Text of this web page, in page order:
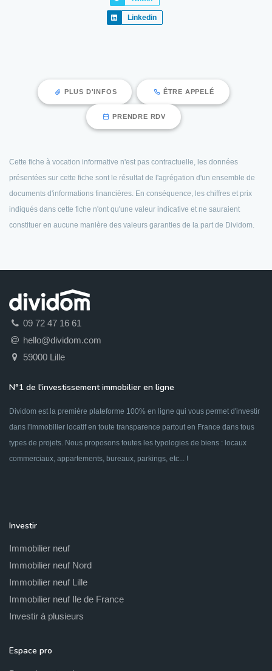
Linkedin
PLUS D'INFOS ÊTRE APPELÉ
PRENDRE RDV
Cette fiche à vocation informative n'est pas contractuelle, les données
présentées sur cette fiche sont le résultat de l'agrégation d'un ensemble de
documents d'informations financières. En conséquence, les chiffres et prix
indiqués dans cette fiche n'ont qu'une valeur indicative et ne sauraient
constituer en aucune manière des valeurs garanties de la part de Dividom.
09 72 47 16 61
hello@dividom.com
59000 Lille
N°1 de l'investissement immobilier en ligne
Dividom est la première plateforme 100% en ligne qui vous permet d'investir
dans l'immobilier locatif en toute transparence partout en France dans tous
types de projets. Nous proposons toutes les typologies de biens : locaux
commerciaux, appartements, bureaux, parkings, etc... !
Investir
Immobilier neuf
Immobilier neuf Nord
Immobilier neuf Lille
Immobilier neuf Ile de France
Investir à plusieurs
Espace pro